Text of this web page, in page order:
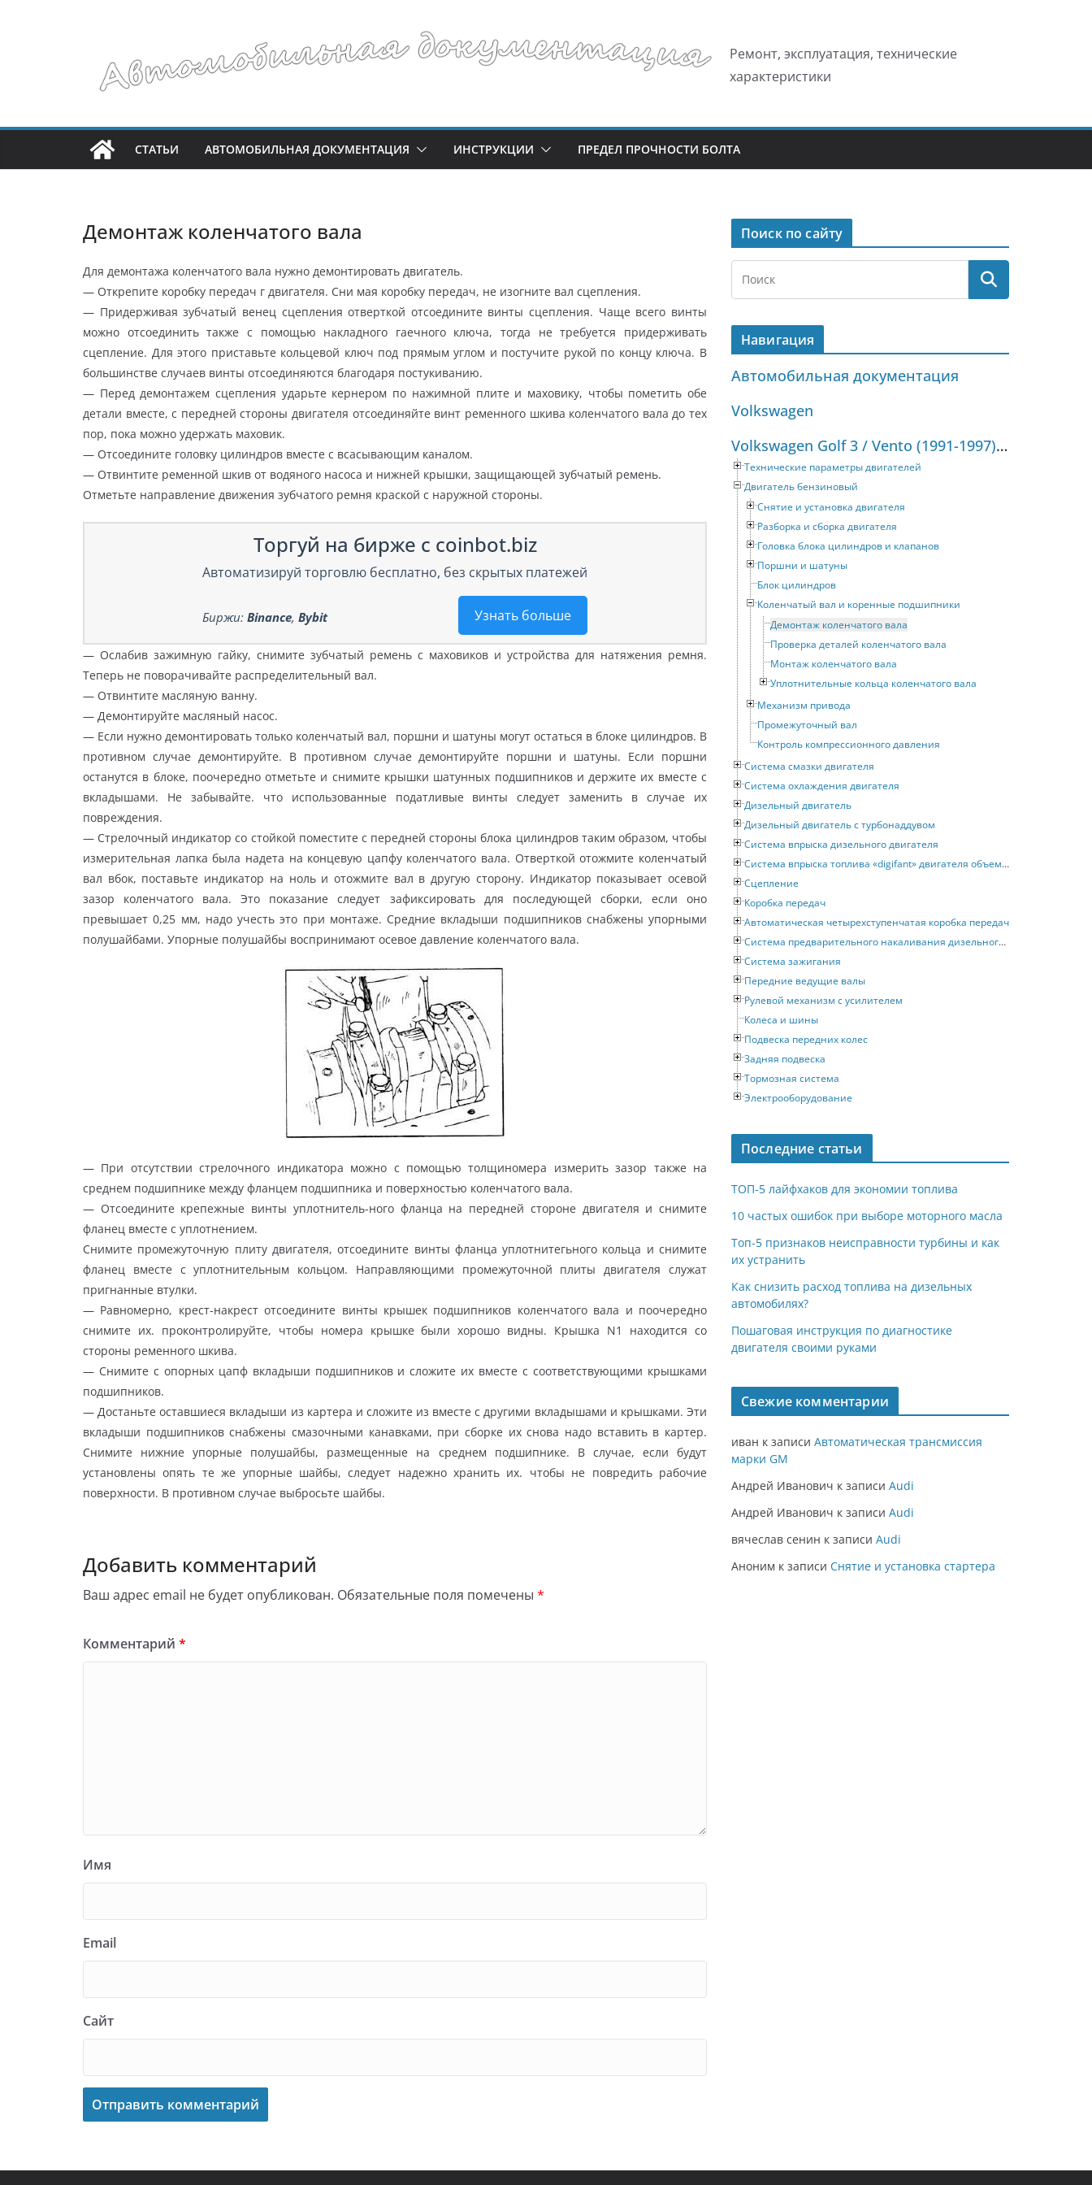
Ремонт, эксплуатация, технические
характеристики
СТАТЬИ АВТОМОБИЛЬНАЯ ДОКУМЕНТАЦИЯ ИНСТРУКЦИИ ПРЕДЕЛ ПРОЧНОСТИ БОЛТА
Демонтаж коленчатого вала
Для демонтажа коленчатого вала нужно демонтировать двигатель.
— Открепите коробку передач г двигателя. Сни мая коробку передач, не изогните вал сцепления.
— Придерживая зубчатый венец сцепления отверткой отсоедините винты сцепления. Чаще всего винты
можно отсоединить также с помощью накладного гаечного ключа, тогда не требуется придерживать
сцепление. Для этого приставьте кольцевой ключ под прямым углом и постучите рукой по концу ключа. В
большинстве случаев винты отсоединяются благодаря постукиванию.
— Перед демонтажем сцепления ударьте кернером по нажимной плите и маховику, чтобы пометить обе
детали вместе, с передней стороны двигателя отсоединяйте винт ременного шкива коленчатого вала до тех
пор, пока можно удержать маховик.
— Отсоедините головку цилиндров вместе с всасывающим каналом.
— Отвинтите ременной шкив от водяного насоса и нижней крышки, защищающей зубчатый ремень.
Отметьте направление движения зубчатого ремня краской с наружной стороны.
Торгуй на бирже с coinbot.biz
Автоматизируй торговлю бесплатно, без скрытых платежей
Узнать больше
Биржи: Binance, Bybit
— Ослабив зажимную гайку, снимите зубчатый ремень с маховиков и устройства для натяжения ремня.
Теперь не поворачивайте распределительный вал.
— Отвинтите масляную ванну.
— Демонтируйте масляный насос.
— Если нужно демонтировать только коленчатый вал, поршни и шатуны могут остаться в блоке цилиндров. В
противном случае демонтируйте. В противном случае демонтируйте поршни и шатуны. Если поршни
останутся в блоке, поочередно отметьте и снимите крышки шатунных подшипников и держите их вместе с
вкладышами. Не забывайте. что использованные податливые винты следует заменить в случае их
повреждения.
— Стрелочный индикатор со стойкой поместите с передней стороны блока цилиндров таким образом, чтобы
измерительная лапка была надета на концевую цапфу коленчатого вала. Отверткой отожмите коленчатый
вал вбок, поставьте индикатор на ноль и отожмите вал в другую сторону. Индикатор показывает осевой
зазор коленчатого вала. Это показание следует зафиксировать для последующей сборки, если оно
превышает 0,25 мм, надо учесть это при монтаже. Средние вкладыши подшипников снабжены упорными
полушайбами. Упорные полушайбы воспринимают осевое давление коленчатого вала.
— При отсутствии стрелочного индикатора можно с помощью толщиномера измерить зазор также на
среднем подшипнике между фланцем подшипника и поверхностью коленчатого вала.
— Отсоедините крепежные винты уплотнитель-ного фланца на передней стороне двигателя и снимите
фланец вместе с уплотнением.
Снимите промежуточную плиту двигателя, отсоедините винты фланца уплотнитегьного кольца и снимите
фланец вместе с уплотнительным кольцом. Направляющими промежуточной плиты двигателя служат
пригнанные втулки.
— Равномерно, крест-накрест отсоедините винты крышек подшипников коленчатого вала и поочередно
снимите их. проконтролируйте, чтобы номера крышке были хорошо видны. Крышка N1 находится со
стороны ременного шкива.
— Снимите с опорных цапф вкладыши подшипников и сложите их вместе с соответствующими крышками
подшипников.
— Достаньте оставшиеся вкладыши из картера и сложите из вместе с другими вкладышами и крышками. Эти
вкладыши подшипников снабжены смазочными канавками, при сборке их снова надо вставить в картер.
Снимите нижние упорные полушайбы, размещенные на среднем подшипнике. В случае, если будут
установлены опять те же упорные шайбы, следует надежно хранить их. чтобы не повредить рабочие
поверхности. В противном случае выбросьте шайбы.
Добавить комментарий
Ваш адрес email не будет опубликован. Обязательные поля помечены *
Комментарий *
Имя
Email
Сайт
Поиск по сайту
Навигация
Автомобильная документация
Volkswagen
Volkswagen Golf 3 / Vento (1991-1997) Руководство по ремонту и техническому обслуживанию
Технические параметры двигателей
Двигатель бензиновый
Снятие и установка двигателя
Разборка и сборка двигателя
Головка блока цилиндров и клапанов
Поршни и шатуны
Блок цилиндров
Коленчатый вал и коренные подшипники
Демонтаж коленчатого вала
Проверка деталей коленчатого вала
Монтаж коленчатого вала
Уплотнительные кольца коленчатого вала
Механизм привода
Промежуточный вал
Контроль компрессионного давления
Система смазки двигателя
Система охлаждения двигателя
Дизельный двигатель
Дизельный двигатель с турбонаддувом
Система впрыска дизельного двигателя
Система впрыска топлива «digifant» двигателя объемом 2 литра
Сцепление
Коробка передач
Автоматическая четырехступенчатая коробка передач
Система предварительного накаливания дизельного двигателя
Система зажигания
Передние ведущие валы
Рулевой механизм с усилителем
Колеса и шины
Подвеска передних колес
Задняя подвеска
Тормозная система
Электрооборудование
Последние статьи
ТОП-5 лайфхаков для экономии топлива
10 частых ошибок при выборе моторного масла
Топ-5 признаков неисправности турбины и как
их устранить
Как снизить расход топлива на дизельных
автомобилях?
Пошаговая инструкция по диагностике
двигателя своими руками
Свежие комментарии
иван к записи Автоматическая трансмиссия
марки GM
Андрей Иванович к записи Audi
Андрей Иванович к записи Audi
вячеслав сенин к записи Audi
Аноним к записи Снятие и установка стартера